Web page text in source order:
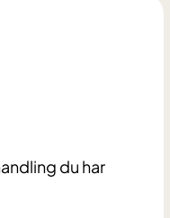
du har